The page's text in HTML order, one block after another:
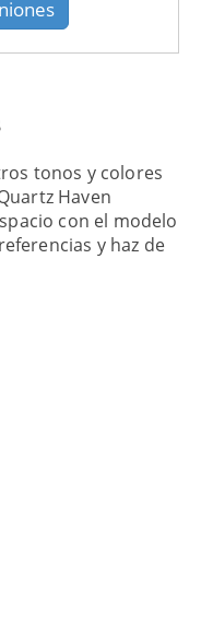
tonos y colores
Haven
con el modelo
y haz de